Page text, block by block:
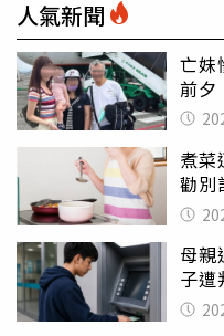
人氣新聞
亡
前夕
煮菜
勸
潰：
母親
子
罪